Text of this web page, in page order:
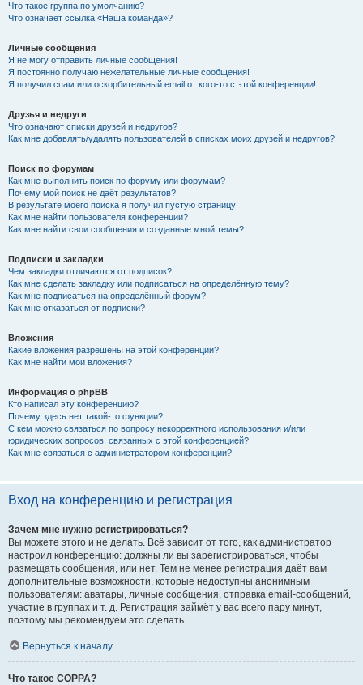
Что такое группа по умолчанию?
Что означает ссылка «Наша команда»?
Личные сообщения
Я не могу отправить личные сообщения!
Я постоянно получаю нежелательные личные сообщения!
Я получил спам или оскорбительный email от кого-то с этой конференции!
Друзья и недруги
Что означают списки друзей и недругов?
Как мне добавлять/удалять пользователей в списках моих друзей и недругов?
Поиск по форумам
Как мне выполнить поиск по форуму или форумам?
Почему мой поиск не даёт результатов?
В результате моего поиска я получил пустую страницу!
Как мне найти пользователя конференции?
Как мне найти свои сообщения и созданные мной темы?
Подписки и закладки
Чем закладки отличаются от подписок?
Как мне сделать закладку или подписаться на определённую тему?
Как мне подписаться на определённый форум?
Как мне отказаться от подписки?
Вложения
Какие вложения разрешены на этой конференции?
Как мне найти мои вложения?
Информация о phpBB
Кто написал эту конференцию?
Почему здесь нет такой-то функции?
С кем можно связаться по вопросу некорректного использования и/или
юридических вопросов, связанных с этой конференцией?
Как мне связаться с администратором конференции?
Вход на конференцию и регистрация
Зачем мне нужно регистрироваться?
Вы можете этого и не делать. Всё зависит от того, как администратор
настроил конференцию: должны ли вы зарегистрироваться, чтобы
размещать сообщения, или нет. Тем не менее регистрация даёт вам
дополнительные возможности, которые недоступны анонимным
пользователям: аватары, личные сообщения, отправка email-сообщений,
участие в группах и т. д. Регистрация займёт у вас всего пару минут,
поэтому мы рекомендуем это сделать.
Вернуться к началу
Что такое COPPA?